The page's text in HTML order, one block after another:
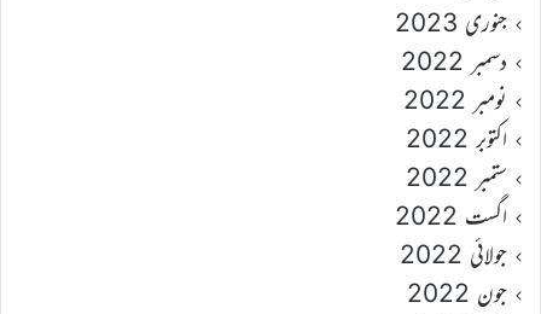
جنوری 2023
دسمبر 2022
نومبر 2022
اکتوبر 2022
ستمبر 2022
اگست 2022
جولائی 2022
جون 2022